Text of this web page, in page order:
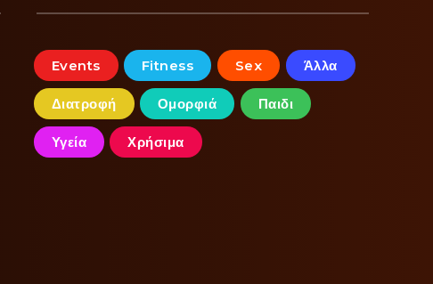
Events Fitness Sex Άλλα
Διατροφή Ομορφιά Παιδι
Υγεία Χρήσιμα